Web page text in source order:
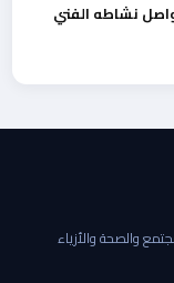
نشاطه الفني
والصحة والأزياء